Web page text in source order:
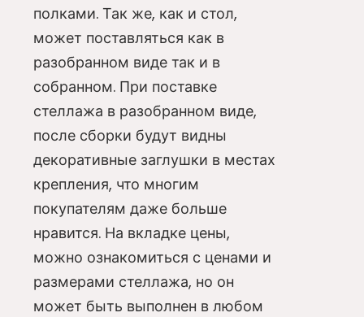
полками. Так же, как и стол,
может поставляться как в
разобранном виде так и в
собранном. При поставке
стеллажа в разобранном виде,
после сборки будут видны
декоративные заглушки в местах
крепления, что многим
покупателям даже больше
нравится. На вкладке цены,
можно ознакомиться с ценами и
размерами стеллажа, но он
может быть выполнен в любом